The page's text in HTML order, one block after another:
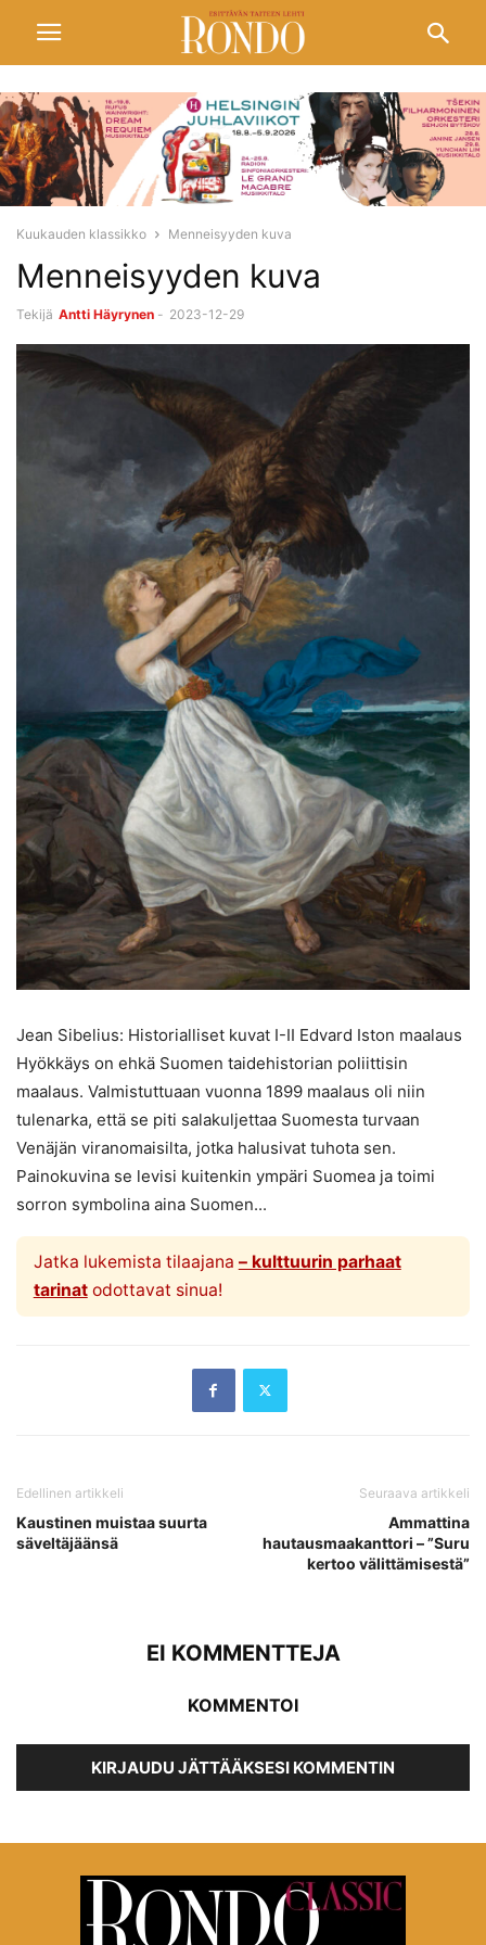
Kuukauden klassikko Menneisyyden kuva
Menneisyyden kuva
Tekijä Antti Häyrynen - 2023-12-29
Jean Sibelius: Historialliset kuvat I-II Edvard Iston maalaus
Hyökkäys on ehkä Suomen taidehistorian poliittisin
maalaus. Valmistuttuaan vuonna 1899 maalaus oli niin
tulenarka, että se piti salakuljettaa Suomesta turvaan
Venäjän viranomaisilta, jotka halusivat tuhota sen.
Painokuvina se levisi kuitenkin ympäri Suomea ja toimi
sorron symbolina aina Suomen...
Jatka lukemista tilaajana – kulttuurin parhaat
tarinatodottavat sinua!
Edellinen artikkeli
Kaustinen muistaa suurta
säveltäjäänsä
Seuraava artikkeli
Ammattina
hautausmaakanttori – ”Suru
kertoo välittämisestä”
EI KOMMENTTEJA
KOMMENTOI
KIRJAUDU JÄTTÄÄKSESI KOMMENTIN